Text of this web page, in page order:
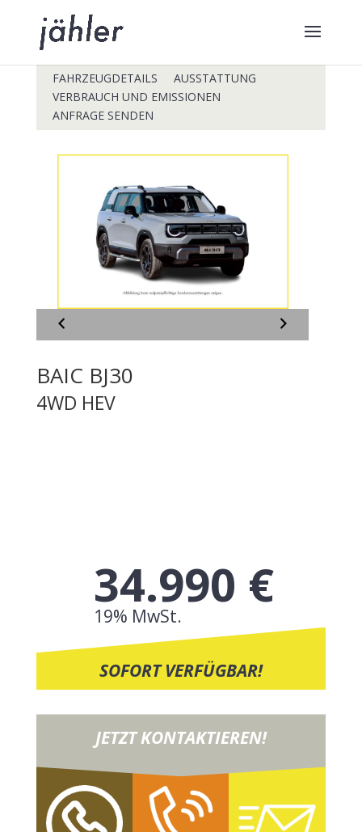
FAHRZEUGDETAILS
AUSSTATTUNG
VERBRAUCH UND EMISSIONEN
ANFRAGE SENDEN
BAIC BJ30
4WD HEV
34.990 €
19% MwSt.
SOFORT VERFÜGBAR!
JETZT KONTAKTIEREN!